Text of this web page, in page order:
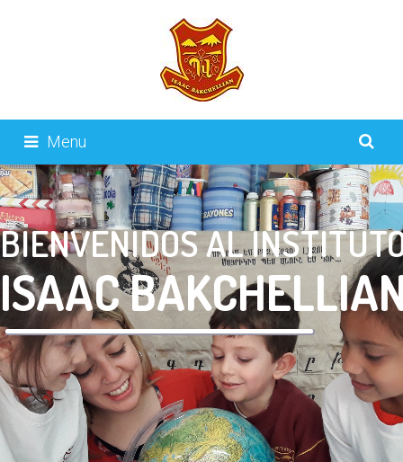
Menu
BIENVENIDOS AL
ISAACBAKCHELLIA